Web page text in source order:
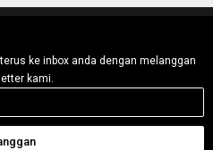
ke inbox anda dengan melanggan
kami.